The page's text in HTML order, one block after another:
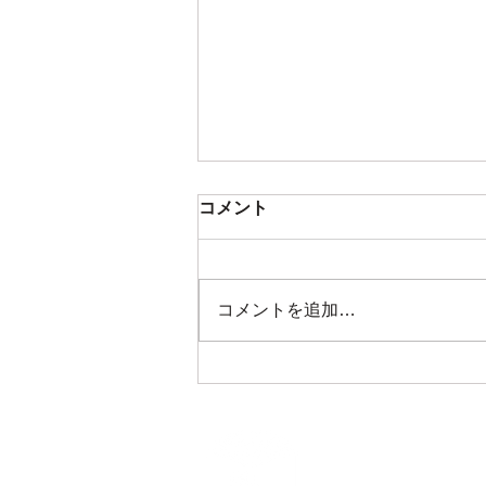
「モチベーションを高めるた
読」。モチベーション、大事です
よね。仕事に限らず、勉強でも、
コメント
コメントを追加…